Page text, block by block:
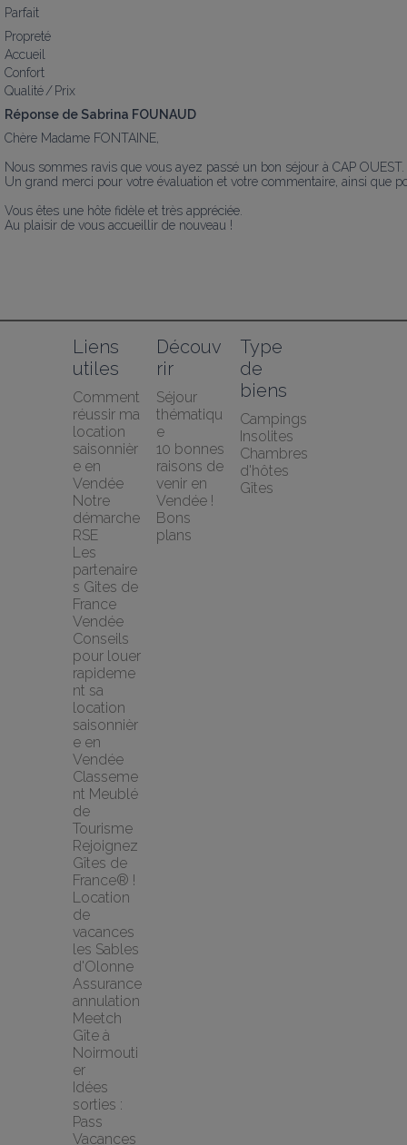
Parfait
Propreté
Accueil
Confort
Qualité / Prix
Réponse de Sabrina FOUNAUD
Chère Madame FONTAINE,
Nous sommes ravis que vous ayez passé un bon séjour à CAP OUEST.
Un grand merci pour votre évaluation et votre commentaire, ainsi que
Vous êtes une hôte fidèle et très appréciée.
Au plaisir de vous accueillir de nouveau !
Liens
utiles
Comment
réussir ma
location
saisonnièr
e en
Vendée
Notre
démarche
RSE
Les
partenaire
s Gites de
France
Vendée
Conseils
pour louer
rapideme
nt sa
location
saisonnièr
e en
Vendée
Classeme
nt Meublé
de
Tourisme
Rejoignez
Gîtes de
France® !
Location
de
vacances
les Sables
d'Olonne
Assurance
annulation
Meetch
Gîte à
Noirmouti
er
Idées
sorties :
Pass
Vacances
Découv
rir
Séjour
thématiqu
e
10 bonnes
raisons de
venir en
Vendée !
Bons
plans
Type
de
biens
Campings
Insolites
Chambres
d'hôtes
Gîtes